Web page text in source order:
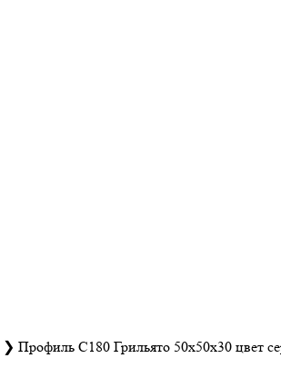
❯ Профиль С180 Грильято 50х50х30 цвет